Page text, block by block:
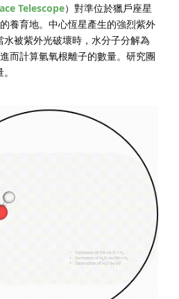
Telescope）對準位於獵戶座星
養育地。中心恆星產生的強烈紫外
被紫外光破壞時，水分子分解為
而計算氫氧根離子的數量。研究團